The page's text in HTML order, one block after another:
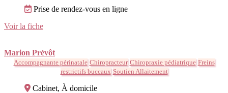
Prise de rendez-vous en ligne
Voir la fiche
Marion Prévôt
Accompagnante périnatale Chiropracteur Chiropraxie pédiatrique Freins
restrictifs buccaux Soutien Allaitement
Cabinet, À domicile